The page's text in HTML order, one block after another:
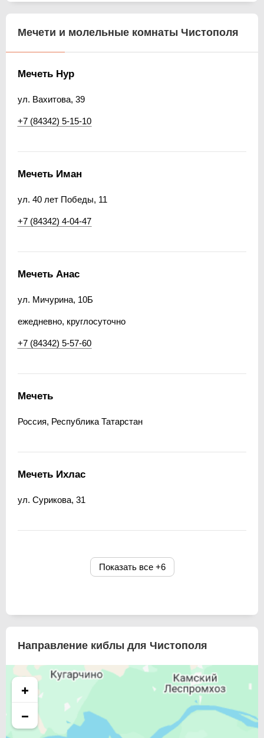
Мечети и молельные комнаты Чистополя
Мечеть Нур
ул. Вахитова, 39
+7 (84342) 5-15-10
Мечеть Иман
ул. 40 лет Победы, 11
+7 (84342) 4-04-47
Мечеть Анас
ул. Мичурина, 10Б
ежедневно, круглосуточно
+7 (84342) 5-57-60
Мечеть
Россия, Республика Татарстан
Мечеть Ихлас
ул. Сурикова, 31
Показать все +6
Направление киблы для Чистополя
+
−